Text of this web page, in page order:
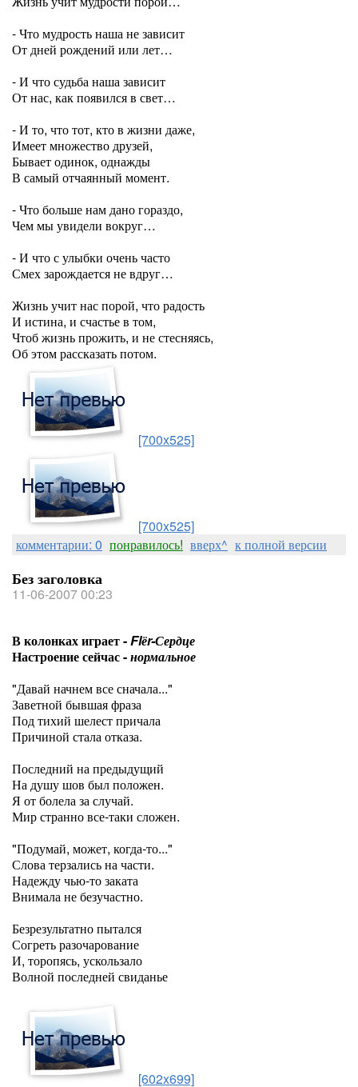
- Что мудрость наша не зависит
От дней рождений или лет…
- И что судьба наша зависит
От нас, как появился в свет…
- И то, что тот, кто в жизни даже,
Имеет множество друзей,
Бывает одинок, однажды
В самый отчаянный момент.
- Что больше нам дано гораздо,
Чем мы увидели вокруг…
- И что с улыбки очень часто
Смех зарождается не вдруг…
Жизнь учит нас порой, что радость
И истина, и счастье в том,
Чтоб жизнь прожить, и не стесняясь,
Об этом рассказать потом.
[700x525]
[700x525]
комментарии: 0 понравилось! вверх^ к полной версии
Без заголовка
11-06-2007 00:23
В колонках играет -Flёr-Сердце
Настроение сейчас -нормальное
"Давай начнем все сначала..."
Заветной бывшая фраза
Под тихий шелест причала
Причиной стала отказа.
Последний на предыдущий
На душу шов был положен.
Я от болела за случай.
Мир странно все-таки сложен.
"Подумай, может, когда-то..."
Слова терзались на части.
Надежду чью-то заката
Внимала не безучастно.
Безрезультатно пытался
Согреть разочарование
И, торопясь, ускользало
Волной последней свиданье
[602x699]